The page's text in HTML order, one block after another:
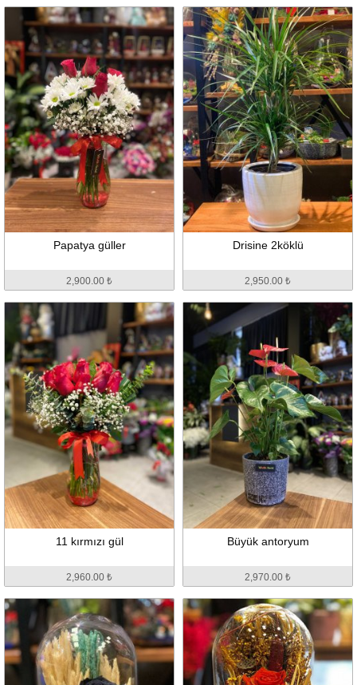
Papatya güller
2,900.00 ₺
Drisine 2köklü
2,950.00 ₺
11 kırmızı gül
2,960.00 ₺
Büyük antoryum
2,970.00 ₺